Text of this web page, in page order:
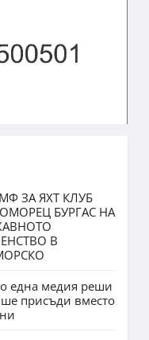
ЗА ЯХТ КЛУБ
БУРГАС НА
В
една медия реши
присъди вместо